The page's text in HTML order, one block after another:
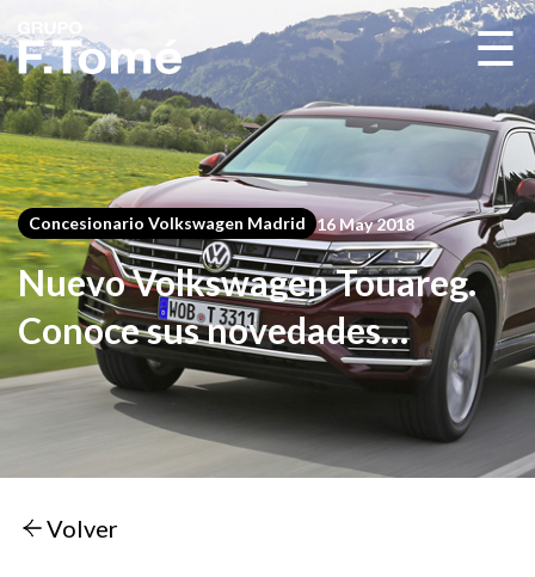
☰
Concesionario Volkswagen Madrid 16 May 2018
Nuevo Volkswagen Touareg.
Conoce sus novedades
principales
Volver